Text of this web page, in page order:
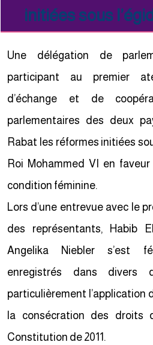
initiées sous
Une délégation de
participant au premier
d’échange et de
parlementaires des deux
Rabat les réformes initiées
Roi Mohammed VI en
condition féminine.
Lors d’une entrevue avec le
des représentants, Habib
Angelika Niebler s’est
enregistrés dans divers
particulièrement l’application
la consécration des
Constitution de 2011.